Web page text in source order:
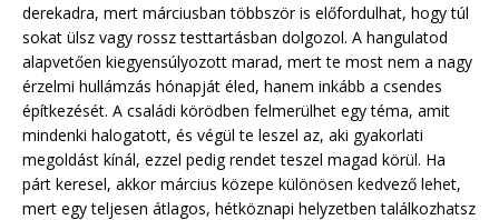
derekadra, mert márciusban többször is előfordulhat, hogy túl
sokat ülsz vagy rossz testtartásban dolgozol. A hangulatod
alapvetően kiegyensúlyozott marad, mert te most nem a nagy
érzelmi hullámzás hónapját éled, hanem inkább a csendes
építkezését. A családi körödben felmerülhet egy téma, amit
mindenki halogatott, és végül te leszel az, aki gyakorlati
megoldást kínál, ezzel pedig rendet teszel magad körül. Ha
párt keresel, akkor március közepe különösen kedvező lehet,
mert egy teljesen átlagos, hétköznapi helyzetben találkozhatsz